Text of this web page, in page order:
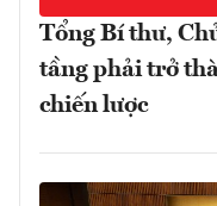
Tổng Bí thư,
tầng phải trở
chiến lược